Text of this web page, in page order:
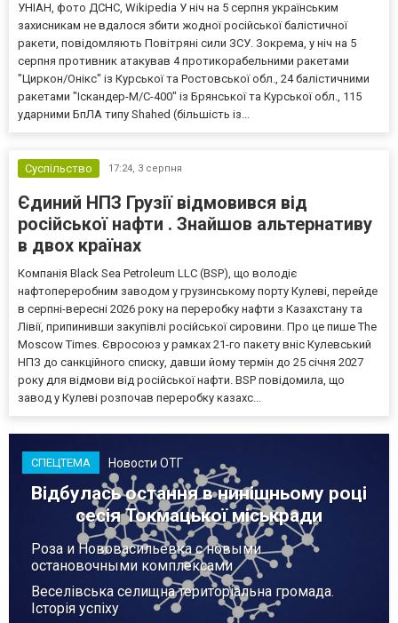
УНІАН, фото ДСНС, Wikipedia У ніч на 5 серпня українським
захисникам не вдалося збити жодної російської балістичної
ракети, повідомляють Повітряні сили ЗСУ. Зокрема, у ніч на 5
серпня противник атакував 4 протикорабельними ракетами
"Циркон/Онікс" із Курської та Ростовської обл., 24 балістичними
ракетами "Іскандер-М/С-400" із Брянської та Курської обл., 115
ударними БпЛА типу Shahed (більшість із...
Суспільство 17:24, 3 серпня
Єдиний НПЗ Грузії відмовився від
російської нафти . Знайшов альтернативу
в двох країнах
Компанія Black Sea Petroleum LLC (BSP), що володіє
нафтопереробним заводом у грузинському порту Кулеві, перейде
в серпні-вересні 2026 року на переробку нафти з Казахстану та
Лівії, припинивши закупівлі російської сировини. Про це пише The
Moscow Times. Євросоюз у рамках 21-го пакету вніс Кулевський
НПЗ до санкційного списку, давши йому термін до 25 січня 2027
року для відмови від російської нафти. BSP повідомила, що
завод у Кулеві розпочав переробку казахс...
СПЕЦТЕМА Новости ОТГ
Відбулась остання в нинішньому році
сесія Токмацької міськради
Роза и Нововасильевка с новыми
остановочными комплексами
Веселівська селищна територіальна громада.
Історія успіху